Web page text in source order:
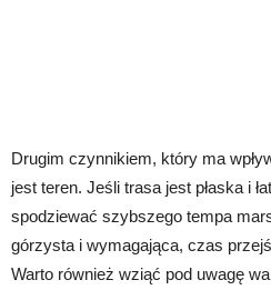
Drugim czynnikiem, który ma
jest teren. Jeśli trasa jest płaska i
spodziewać szybszego tempa
górzysta i wymagająca, czas
Warto również wziąć pod uwagę